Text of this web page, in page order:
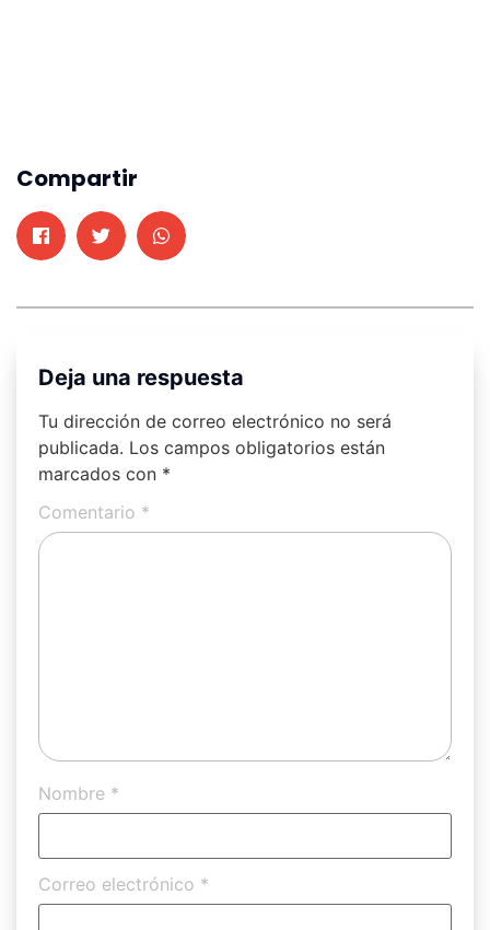
Compartir
Deja una respuesta
Tu dirección de correo electrónico no será
publicada. Los campos obligatorios están
marcados con *
Comentario *
Nombre *
Correo electrónico *